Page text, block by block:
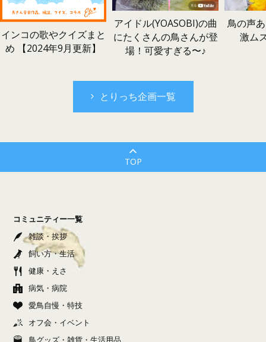
インコの歌やクイズまと
め 【2024年9月更新】
アイドル(YOASOBI)の曲
にたくさんの鳥さんが登
場！可愛すぎる〜♪
鳥の声
激ム
とりっち企画一覧
TOP
コミュニティー一覧
雑談・挨拶
飼い方・生活
健康・えさ
病気・病院
愛鳥自慢・特技
オフ会・イベント
鳥グッズ・雑貨・生活用品